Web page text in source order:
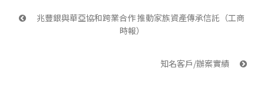
兆豐銀與華亞協和跨業合作 推動家族資產傳承信託（工商
時報）
知名客戶/辦案實績